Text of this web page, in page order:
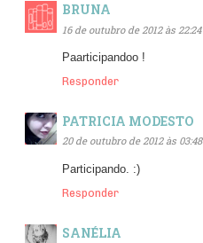
BRUNA
16 de outubro de 2012 às 22:24
Paarticipandoo !
Responder
PATRICIA MODESTO
20 de outubro de 2012 às 03:48
Participando. :)
Responder
SANÉLIA